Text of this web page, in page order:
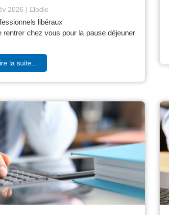
2026 Elodie
libéraux
rentrer chez vous pour la pause déjeuner
la suite...